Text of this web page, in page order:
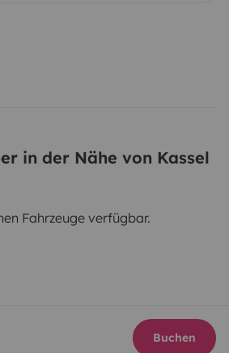
in der Nähe von Kassel
Fahrzeuge verfügbar.
Buchen